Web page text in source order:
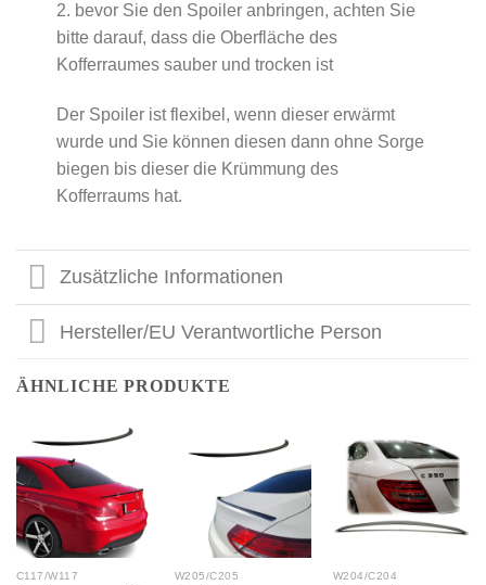
2. bevor Sie den Spoiler anbringen, achten Sie
bitte darauf, dass die Oberfläche des
Kofferraumes sauber und trocken ist
Der Spoiler ist flexibel, wenn dieser erwärmt
wurde und Sie können diesen dann ohne Sorge
biegen bis dieser die Krümmung des
Kofferraums hat.
Zusätzliche Informationen
Hersteller/EU Verantwortliche Person
ÄHNLICHE PRODUKTE
C117/W117 W205/C205 W204/C204